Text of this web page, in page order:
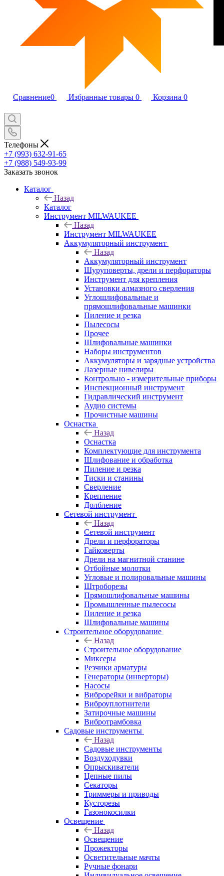
Сравнение0 Избранные товары 0 Корзина 0
Телефоны
+7 (993) 632-91-65
+7 (988) 549-93-99
Заказать звонок
Каталог
Назад
Каталог
Инструмент MILWAUKEE
Назад
Инструмент MILWAUKEE
Аккумуляторный инструмент
Назад
Аккумуляторный инструмент
Шуруповерты, дрели и перфораторы
Инструмент для крепления
Установки алмазного сверления
Углошлифовальные и
прямошлифовальные машинки
Пиление и резка
Пылесосы
Прочее
Шлифовальные машинки
Наборы инструментов
Аккумуляторы и зарядные устройства
Лазерные нивелиры
Контрольно - измерительные приборы
Инспекционный инструмент
Гидравлический инструмент
Аудио системы
Прочистные машины
Оснастка
Назад
Оснастка
Комплектующие для инструмента
Шлифование и обработка
Пиление и резка
Тиски и станины
Сверление
Крепление
Долбление
Сетевой инструмент
Назад
Сетевой инструмент
Дрели и перфораторы
Гайковерты
Дрели на магнитной станине
Отбойные молотки
Угловые и полировальные машины
Штроборезы
Прямошлифовальные машины
Промышленные пылесосы
Пиление и резка
Шлифовальные машины
Строительное оборудование
Назад
Строительное оборудование
Миксеры
Резчики арматуры
Генераторы (инверторы)
Насосы
Виброрейки и вибраторы
Виброуплотнители
Затирочные машины
Вибротрамбовка
Садовые инструменты
Назад
Садовые инструменты
Воздуходувки
Опрыскиватели
Цепные пилы
Секаторы
Триммеры и приводы
Кусторезы
Газонокосилки
Освещение
Назад
Освещение
Прожекторы
Осветительные мачты
Ручные фонари